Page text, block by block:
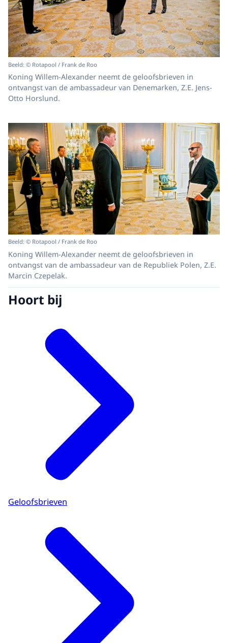
Beeld: © Rotapool / Frank de Roo
Koning Willem-Alexander neemt de geloofsbrieven in
ontvangst van de ambassadeur van Denemarken, Z.E. Jens-
Otto Horslund.
Beeld: © Rotapool / Frank de Roo
Koning Willem-Alexander neemt de geloofsbrieven in
ontvangst van de ambassadeur van de Republiek Polen, Z.E.
Marcin Czepelak.
Hoort bij
Geloofsbrieven